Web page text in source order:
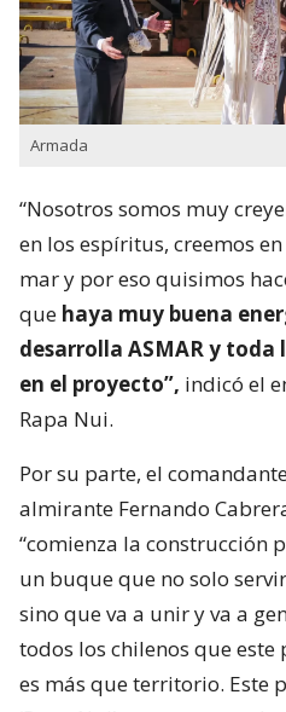
Armada
“Nosotros somos muy
en los espíritus, creemos
mar y por eso quisimos
que haya muy buena
desarrolla ASMAR y
en el proyecto”, indicó el
Rapa Nui.
Por su parte, el
almirante Fernando
“comienza la construcción
un buque que no solo
sino que va a unir y va a
todos los chilenos que este
es más que territorio. Este